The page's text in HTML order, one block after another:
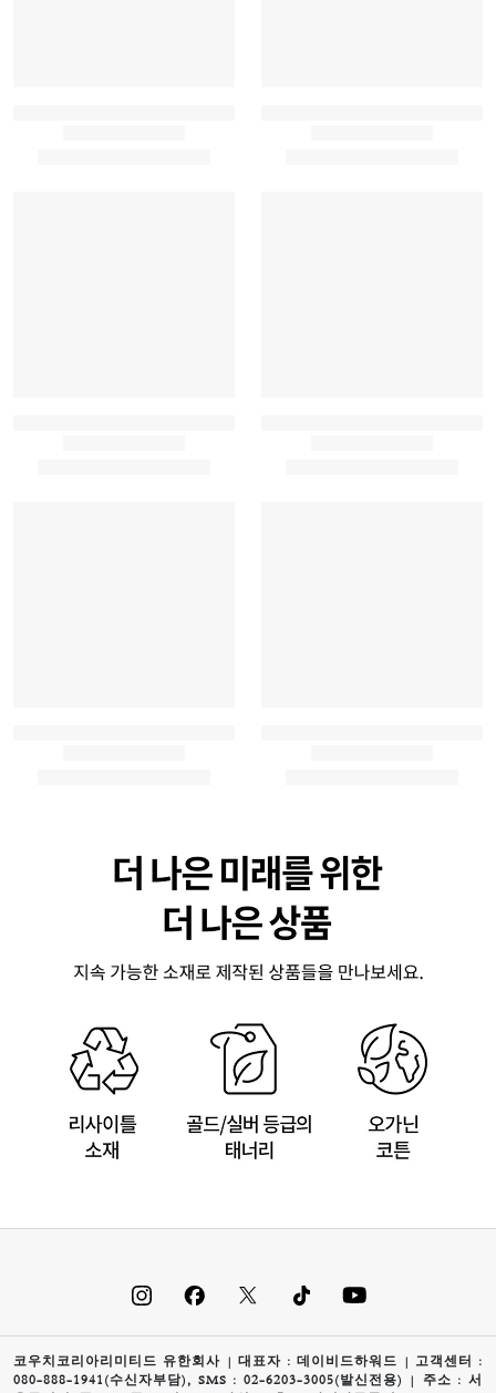
코우치코리아리미티드 유한회사 | 대표자 : 데이비드하워드 | 고객센터 :
080-888-1941(수신자부담), SMS : 02-6203-3005(발신전용) | 주소 : 서